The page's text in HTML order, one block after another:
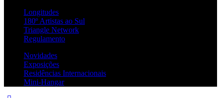
Longitudes
180º Artistas ao Sul
Triangle Network
Regulamento
Novidades
Exposições
Residências Internacionais
Mini-Hangar